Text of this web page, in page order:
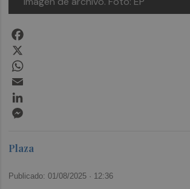
Plaza
Publicado: 01/08/2025 · 12:36